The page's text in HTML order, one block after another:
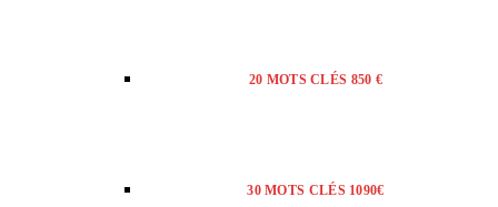
20 MOTS CLÉS 850 €
30 MOTS CLÉS 1090€